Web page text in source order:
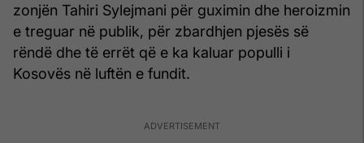
zonjën Tahiri Sylejmani për guximin dhe heroizmin
e treguar në publik, për zbardhjen pjesës së
rëndë dhe të errët që e ka kaluar populli i
Kosovës në luftën e fundit.